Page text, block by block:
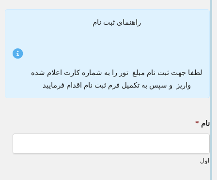
راهنمای ثبت نام
لطفا جهت ثبت نام مبلغ تور را به شماره کارت اعلام شده
واریز و سپس به تکمیل فرم ثبت نام اقدام فرمایید
نام *
اول